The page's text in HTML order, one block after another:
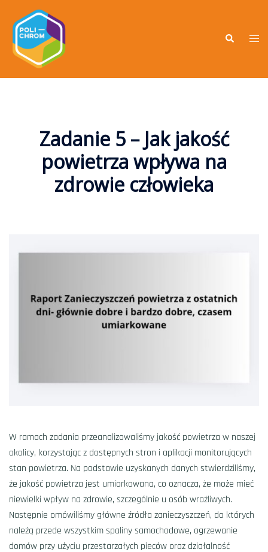
Zadanie 5 – Jak jakość
powietrza wpływa na
zdrowie człowieka
W ramach zadania przeanalizowaliśmy jakość powietrza w naszej
okolicy, korzystając z dostępnych stron i aplikacji monitorujących
stan powietrza. Na podstawie uzyskanych danych stwierdziliśmy,
że jakość powietrza jest umiarkowana, co oznacza, że może mieć
niewielki wpływ na zdrowie, szczególnie u osób wrażliwych.
Następnie omówiliśmy główne źródła zanieczyszczeń, do których
należą przede wszystkim spaliny samochodowe, ogrzewanie
domów przy użyciu przestarzałych pieców oraz działalność